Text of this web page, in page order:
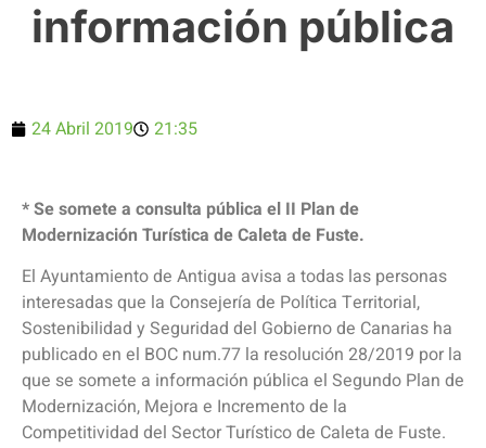
información pública
24 Abril 2019 21:35
* Se somete a consulta pública el II Plan de
Modernización Turística de Caleta de Fuste.
El Ayuntamiento de Antigua avisa a todas las personas
interesadas que la Consejería de Política Territorial,
Sostenibilidad y Seguridad del Gobierno de Canarias ha
publicado en el BOC num.77 la resolución 28/2019 por la
que se somete a información pública el Segundo Plan de
Modernización, Mejora e Incremento de la
Competitividad del Sector Turístico de Caleta de Fuste.